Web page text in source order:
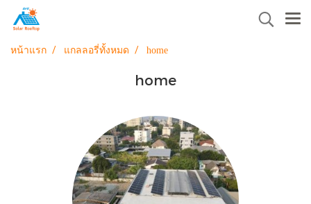
หน้าแรก แกลลอรี่ทั้งหมด home
home